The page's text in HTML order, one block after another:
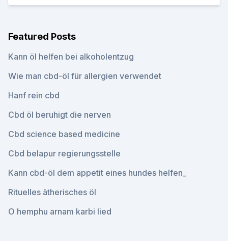
Featured Posts
Kann öl helfen bei alkoholentzug
Wie man cbd-öl für allergien verwendet
Hanf rein cbd
Cbd öl beruhigt die nerven
Cbd science based medicine
Cbd belapur regierungsstelle
Kann cbd-öl dem appetit eines hundes helfen_
Rituelles ätherisches öl
O hemphu arnam karbi lied